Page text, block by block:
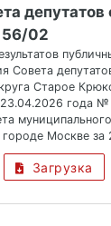
депутатов
02
Совета
Старое
года
Москве за
Загрузка